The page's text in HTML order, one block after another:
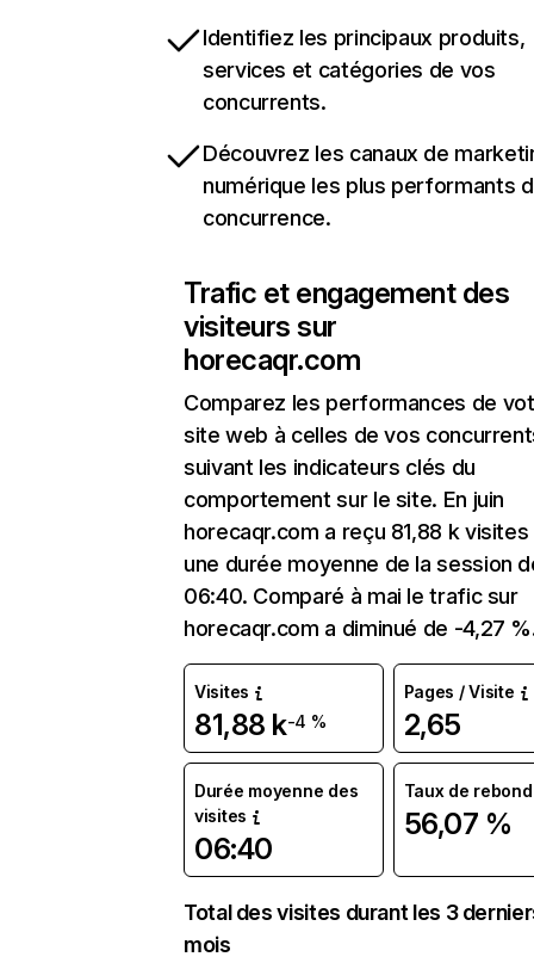
Identifiez les principaux produits,
services et catégories de vos
concurrents.
Découvrez les canaux de
numérique les plus performants
concurrence.
Trafic et engagement des
visiteurs sur
horecaqr.com
Comparez les performances de
site web à celles de vos
suivant les indicateurs clés du
comportement sur le site. En juin
horecaqr.com a reçu 81,88 k
une durée moyenne de la session
06:40. Comparé à mai le trafic sur
horecaqr.com a diminué de -4,27
Visites
81,88 k-4 %
Pages / Visite
2,65
Durée moyenne des
visites
06:40
Taux de rebond
56,07 %
Total des visites durant les 3
mois